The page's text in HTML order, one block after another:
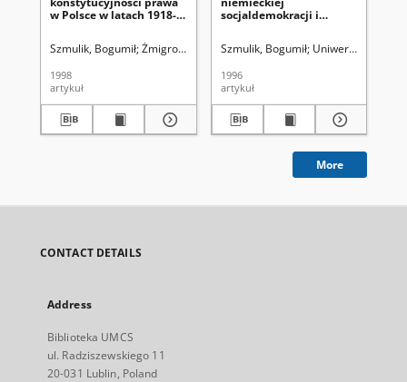
w Polsce w latach 1918-
Szmulik, Bogumił Żmigrodzki, Marek Uniwersytet Marii Curie-
1998
artykuł
socjaldemokracji i
Szmulik, Bogumił Uniwersytet Marii
1996
artykuł
More
CONTACT DETAILS
Address
Biblioteka UMCS
ul. Radziszewskiego 11
20-031 Lublin, Poland